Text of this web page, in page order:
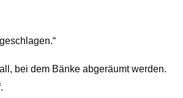
bei dem Bänke abgeräumt werden.